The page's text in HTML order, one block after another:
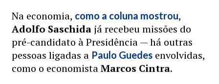
Na economia, como a coluna mostrou,
Adolfo Saschida já recebeu missões do
pré-candidato à Presidência — há outras
pessoas ligadas a Paulo Guedes envolvidas,
como o economistaMarcos Cintra.